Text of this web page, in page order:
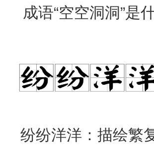
成语“空空洞洞”是
纷纷洋洋：描绘繁